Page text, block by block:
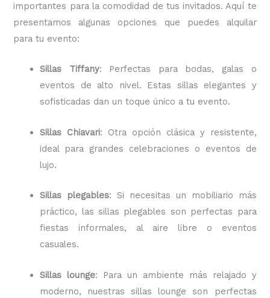
importantes para la comodidad de tus invitados. Aquí te
presentamos algunas opciones que puedes alquilar
para tu evento:
Sillas Tiffany: Perfectas para bodas, galas o
eventos de alto nivel. Estas sillas elegantes y
sofisticadas dan un toque único a tu evento.
Sillas Chiavari: Otra opción clásica y resistente,
ideal para grandes celebraciones o eventos de
lujo.
Sillas plegables: Si necesitas un mobiliario más
práctico, las sillas plegables son perfectas para
fiestas informales, al aire libre o eventos
casuales.
Sillas lounge: Para un ambiente más relajado y
moderno, nuestras sillas lounge son perfectas